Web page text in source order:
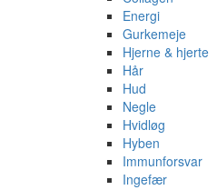
Energi
Gurkemeje
Hjerne & hjerte
Hår
Hud
Negle
Hvidløg
Hyben
Immunforsvar
Ingefær